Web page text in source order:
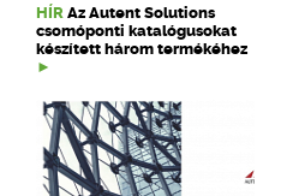
HÍR Az Autent Solutions
csomóponti katalógusokat
készített három termékéhez